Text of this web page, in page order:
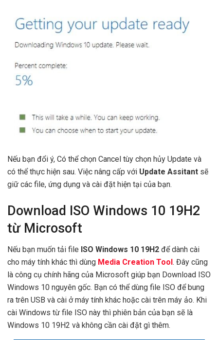
Nếu bạn đổi ý, Có thể chọn Cancel tùy chọn hủy Update và
có thể thực hiện sau. Việc nâng cấp với Update Assitant sẽ
giữ các file, ứng dụng và cài đặt hiện tại của bạn.
Download ISO Windows 10 19H2
từ Microsoft
Nếu bạn muốn tải file ISO Windows 10 19H2 để dành cài
cho máy tính khác thì dùng Media Creation Tool . Đây cũng
là công cụ chính hãng của Microsoft giúp bạn Download ISO
Windows 10 nguyên gốc. Bạn có thể dùng file ISO để bung
ra trên USB và cài ở máy tính khác hoặc cài trên máy ảo. Khi
cài Windows từ file ISO này thì phiên bản của bạn sẽ là
Windows 10 19H2 và không cần cài đặt gì thêm.